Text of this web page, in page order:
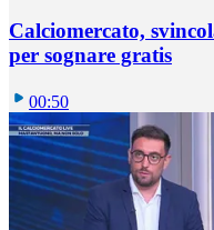
Calciomercato,
per sognare gratis
00:50